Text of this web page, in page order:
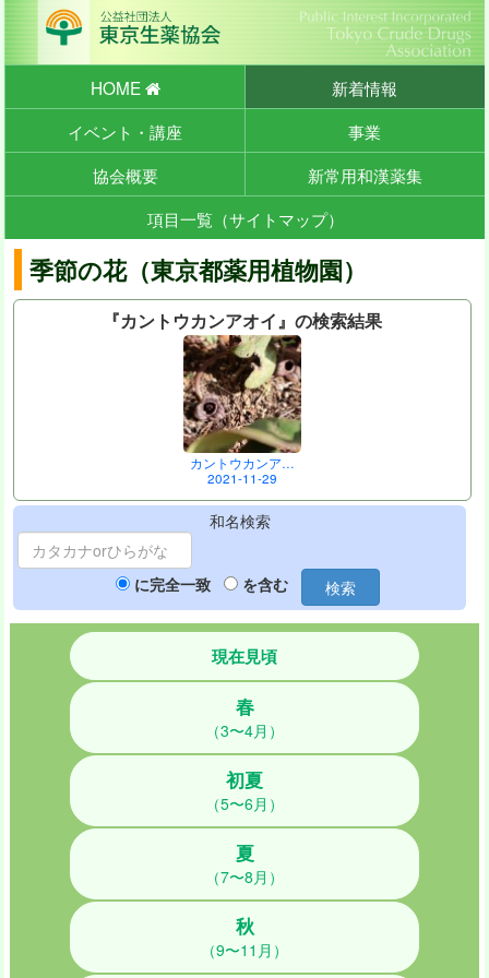
HOME
新着情報
イベント・講座
事業
協会概要
新常用和漢薬集
項目一覧（サイトマップ）
季節の花（東京都薬用植物園）
『カントウカンアオイ』の検索結果
カントウカンア…
2021-11-29
和名検索
に完全一致 を含む 検索
現在見頃
春
（3〜4月）
初夏
（5〜6月）
夏
（7〜8月）
秋
（9〜11月）